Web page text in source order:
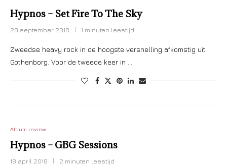
Hypnos – Set Fire To The Sky
28 september 2018 1 minuten leestijd
Zweedse heavy rock in de hoogste versnelling afkomstig uit
Gothenborg. Voor de tweede keer in …
Album review
Hypnos – GBG Sessions
18 april 2018 2 minuten leestijd